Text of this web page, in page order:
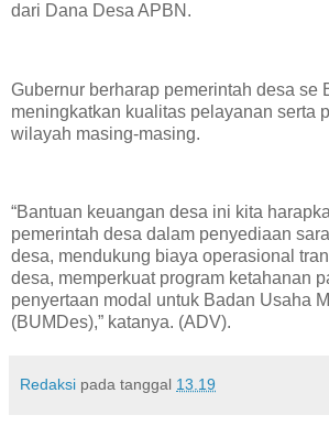
dari Dana Desa APBN.
Gubernur berharap pemerintah desa se
meningkatkan kualitas pelayanan serta
wilayah masing-masing.
“Bantuan keuangan desa ini kita
pemerintah desa dalam penyediaan
desa, mendukung biaya operasional
desa, memperkuat program ketahanan
penyertaan modal untuk Badan Usaha
(BUMDes),” katanya. (ADV).
Redaksi pada tanggal 13.19